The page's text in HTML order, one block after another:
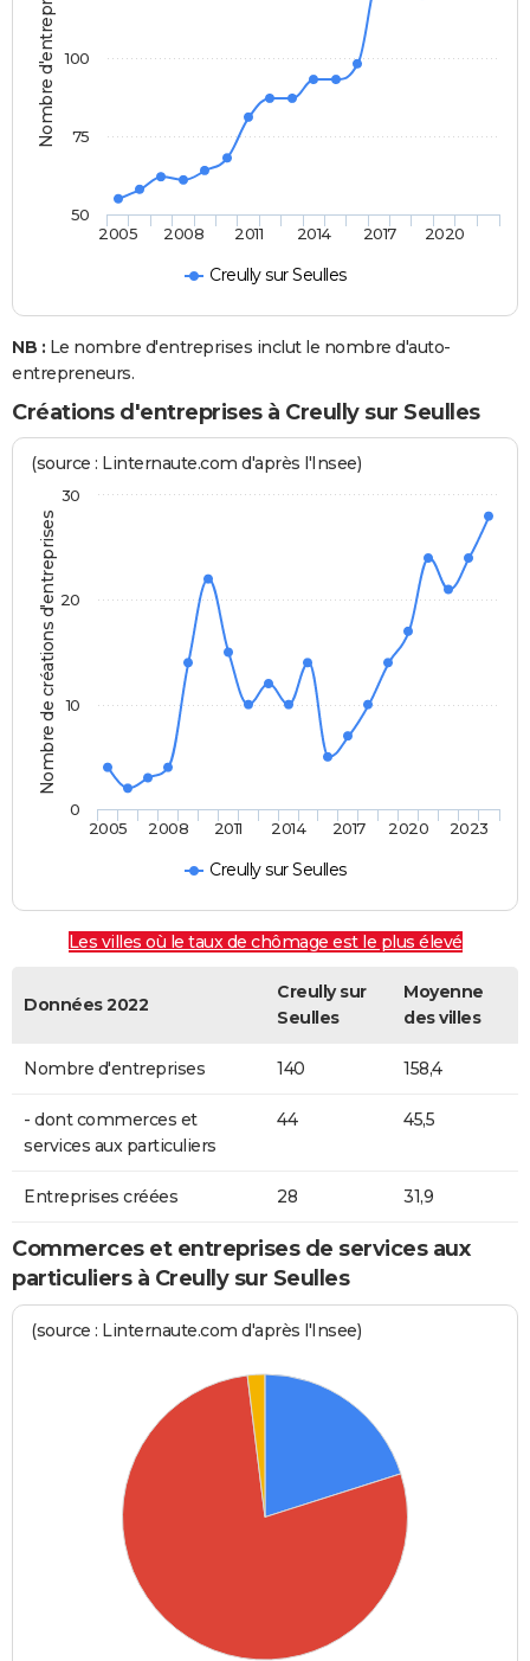
Nombre d'entreprises
Creully sur Seulles
2005 2008 2011 2014 2017 2020
50
75
100
NB : Le nombre d'entreprises inclut le nombre d'auto-
entrepreneurs.
Créations d'entreprises à Creully sur Seulles
Nombre de créations d'entreprises
(source : Linternaute.com d'après l'Insee)
Creully sur Seulles
2005 2008 2011 2014 2017 2020 2023
0
10
20
30
Les villes où le taux de chômage est le plus élevé
Données 2022
Creully sur
Seulles
Moyenne
des villes
Nombre d'entreprises 140 158,4
- dont commerces et
services aux particuliers
44 45,5
Entreprises créées 28 31,9
Commerces et entreprises de services aux
particuliers à Creully sur Seulles
(source : Linternaute.com d'après l'Insee)